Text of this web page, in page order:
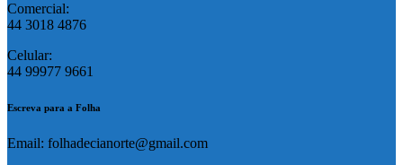
Comercial:
44 3018 4876
Celular:
44 99977 9661
Escreva para a Folha
Email: folhadecianorte@gmail.com